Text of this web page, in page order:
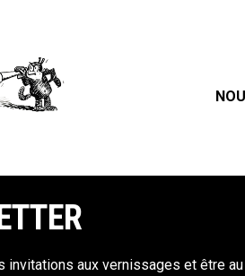
invitations aux vernissages et être